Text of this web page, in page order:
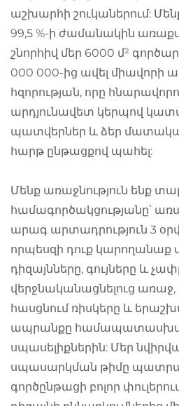
աշխարհի շուկաներում:
99,5 %-ի ժամանակին
շնորհիվ մեր 6000 մ²
000 000-ից ավել
հզորության, որը
արդյունավետ կերպով
պատվերներ և ձեր
հարթ ընթացքով պահել:
Մենք առաջնություն ենք
համագործակցությանը՝
արագ արտադրություն 3
որպեսզի դուք կարողանաք
դիզայնները, գույները և
վերջնականացնելուց առաջ,
հասցնում ռիսկերը և
ապրանքը
սպասելիքներին: Մեր
սպասարկման թիմը
գործընթացի բոլոր